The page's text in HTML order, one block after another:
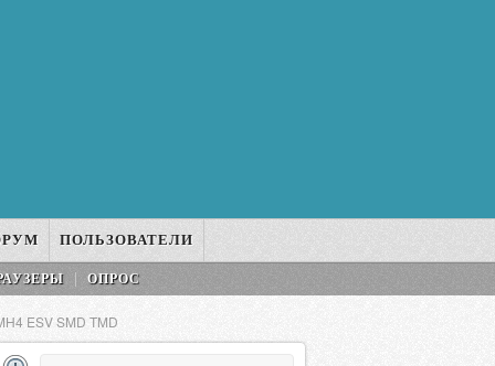
ПОЛЬЗОВАТЕЛИ
ОПРОС
ESV SMD TMD